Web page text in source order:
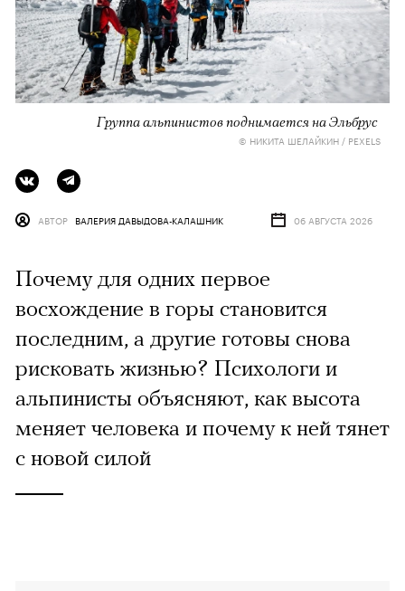
Группа альпинистов поднимается на Эльбрус
© НИКИТА ШЕЛАЙКИН / PEXELS
АВТОР ВАЛЕРИЯ ДАВЫДОВА-КАЛАШНИК 06 АВГУСТА 2026
Почему для одних первое
восхождение в горы становится
последним, а другие готовы снова
рисковать жизнью? Психологи и
альпинисты объясняют, как высота
меняет человека и почему к ней тянет
с новой силой